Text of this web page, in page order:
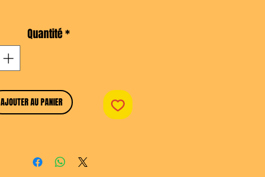
30 Boosters SV3
Notes d'Irahim:
Gold]
Quantité*
AJOUTER AU PANIER